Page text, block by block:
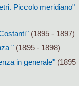
Piccolo meridiano"
(1895 - 1897)
"(1895 - 1898)
in generale"(1895